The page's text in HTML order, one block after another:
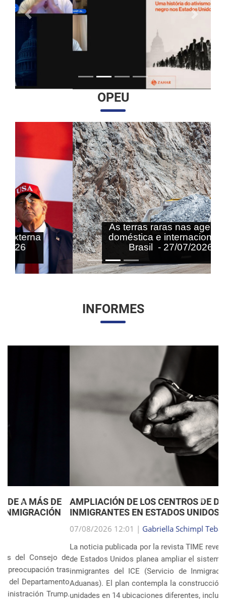
Anterior
OPEU
As terras raras nas agendas
doméstica e internacional do
Brasil - 27/07/2026
Anterior Próximo
INFORMES
AMPLIACIÓN DE LOS CENTROS DE DETENCIÓN DE
INMIGRANTES EN ESTADOS UNIDOS
07/08/2026 12:01 |Gabriella Schimpl Tebar Anunciação
La noticia publicada por la revista TIME revela que el gobierno
de Estados Unidos planea ampliar el sistema de detención de
inmigrantes del ICE (Servicio de Inmigración y Control de
Aduanas). El plan contempla la construcción o ampliación de
unidades en 14 ubicaciones diferentes, incluye...
Anterior